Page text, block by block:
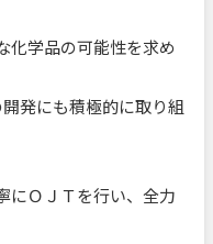
化学品の可能性を求め
発にも積極的に取り組
にＯＪＴを行い、全力